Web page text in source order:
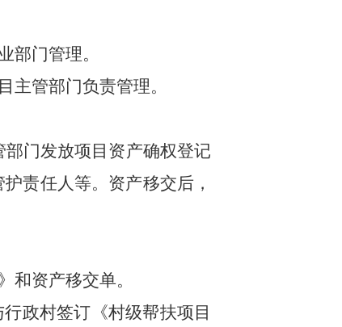
部门管理。
主管部门负责管理。
门发放项目资产确权登记
责任人等。资产移交后，
和资产移交单。
政村签订《村级帮扶项目